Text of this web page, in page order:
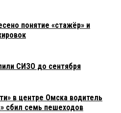
понятие «стажёр» и
СИЗО до сентября
в центре Омска водитель
сбил семь пешеходов